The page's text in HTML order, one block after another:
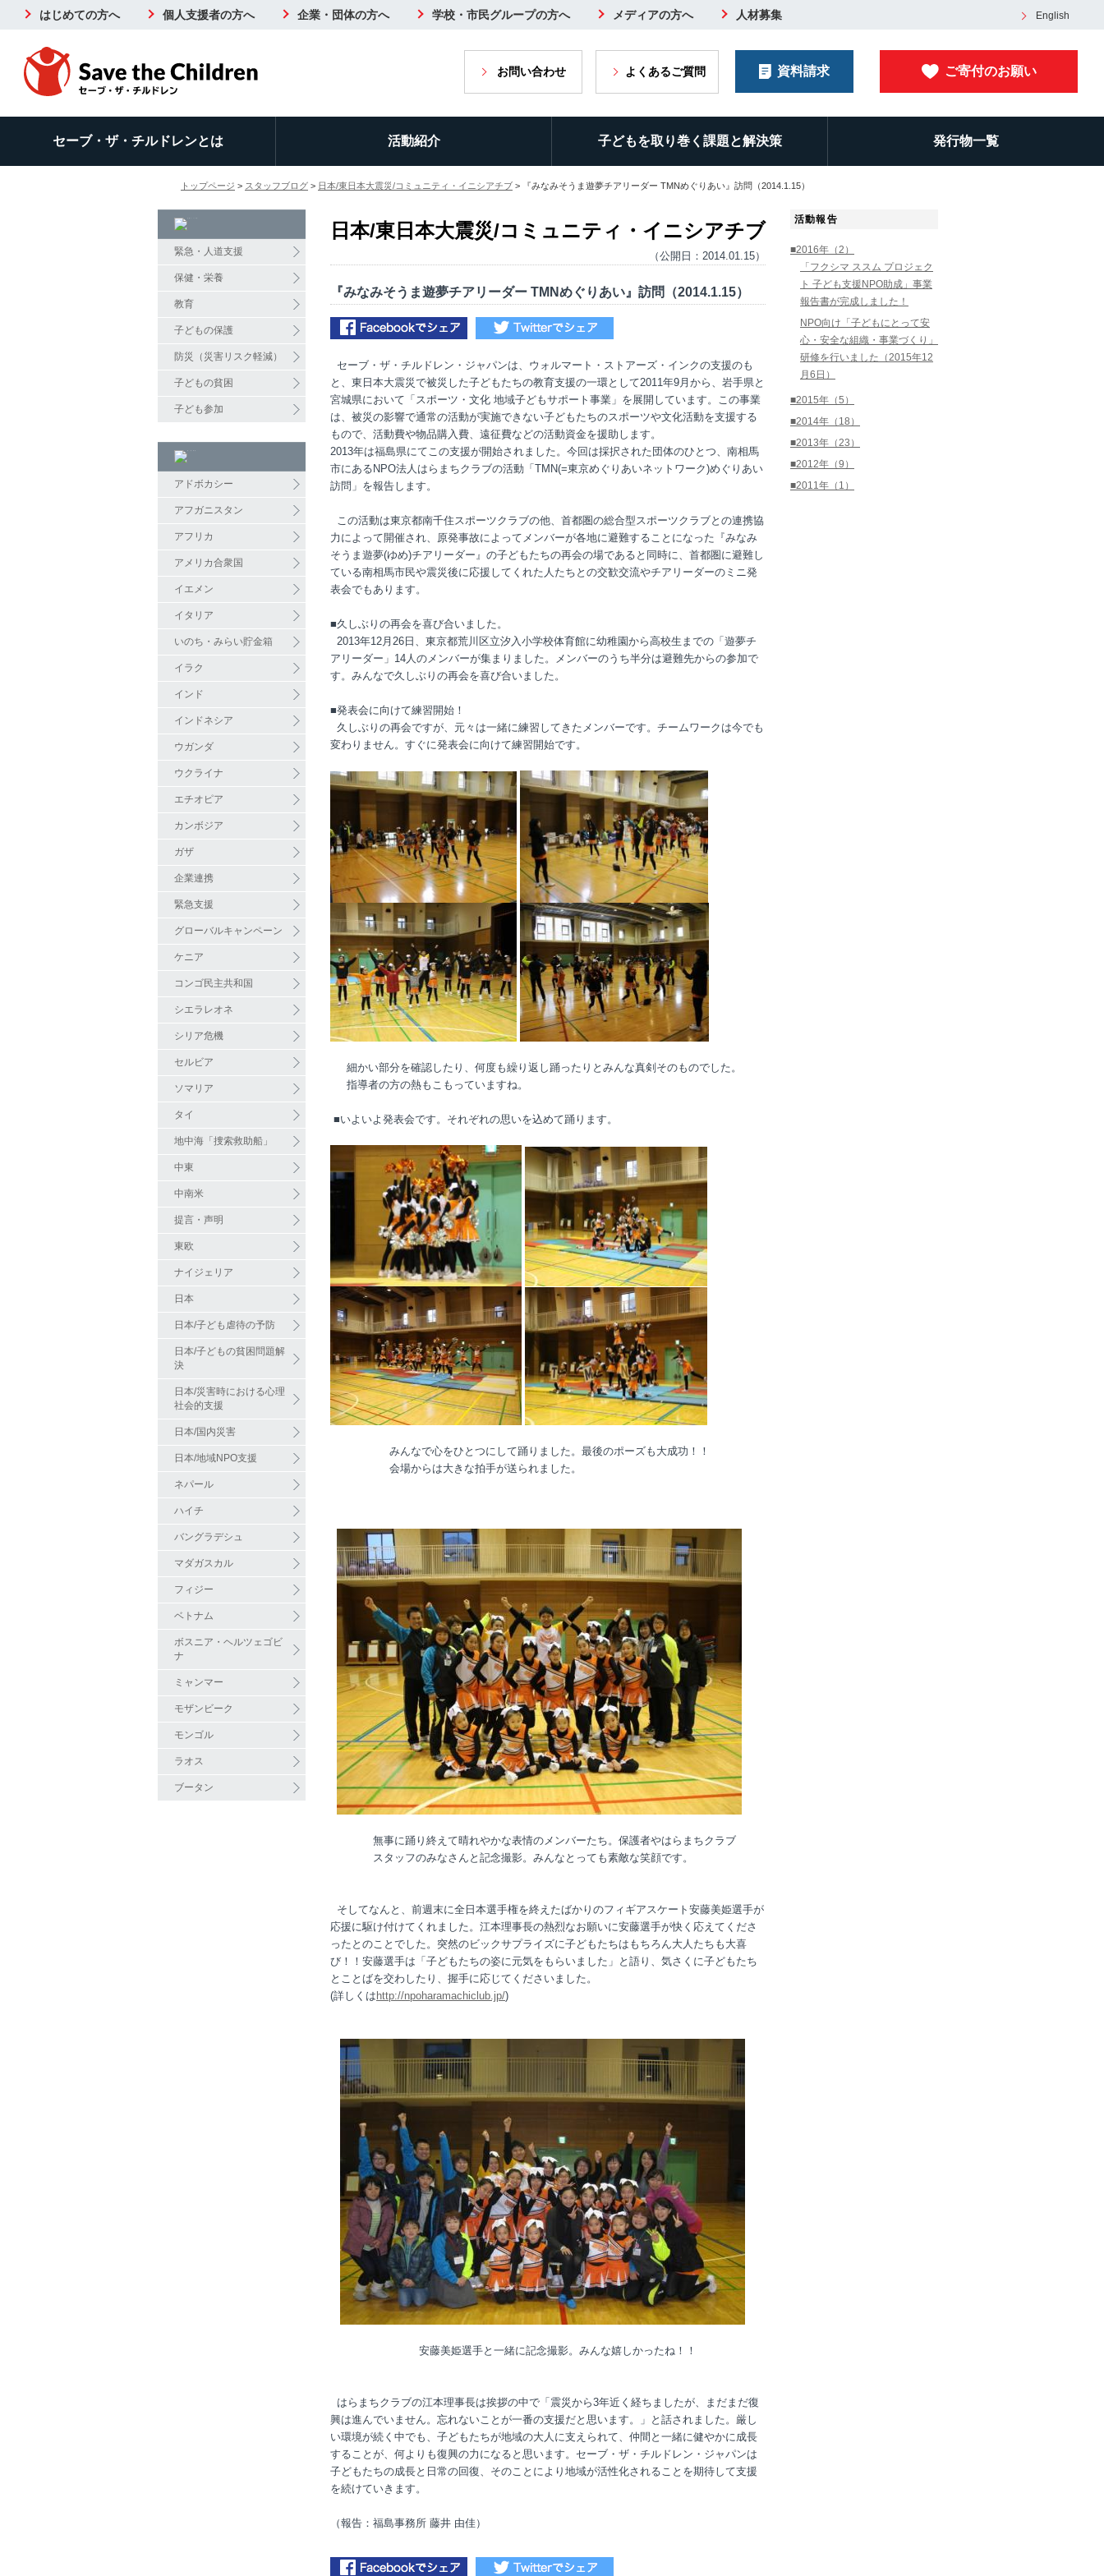
はじめての方へ 個人支援者の方へ 企業・団体の方へ 学校・市民グループの方へ メディアの方へ 人材募集 English
お問い合わせ よくあるご質問 資料請求 ご寄付のお願い
セーブ・ザ・チルドレンとは 活動紹介 子どもを取り巻く課題と解決策 発行物一覧
トップページ > スタッフブログ > 日本/東日本大震災/コミュニティ・イニシアチブ > 『みなみそうま遊夢チアリーダー TMNめぐりあい』訪問（2014.1.15）
緊急・人道支援
保健・栄養
教育
子どもの保護
防災（災害リスク軽減）
子どもの貧困
子ども参加
アドボカシー
アフガニスタン
アフリカ
アメリカ合衆国
イエメン
イタリア
いのち・みらい貯金箱
イラク
インド
インドネシア
ウガンダ
ウクライナ
エチオピア
カンボジア
ガザ
企業連携
緊急支援
グローバルキャンペーン
ケニア
コンゴ民主共和国
シエラレオネ
シリア危機
セルビア
ソマリア
タイ
地中海「捜索救助船」
中東
中南米
提言・声明
東欧
ナイジェリア
日本
日本/子ども虐待の予防
日本/子どもの貧困問題解
決
日本/災害時における心理
社会的支援
日本/国内災害
日本/地域NPO支援
ネパール
ハイチ
バングラデシュ
マダガスカル
フィジー
ベトナム
ボスニア・ヘルツェゴビ
ナ
ミャンマー
モザンビーク
モンゴル
ラオス
ブータン
日本/東日本大震災/コミュニティ・イニシアチブ
（公開日：2014.01.15）
『みなみそうま遊夢チアリーダー TMNめぐりあい』訪問（2014.1.15）
セーブ・ザ・チルドレン・ジャパンは、ウォルマート・ストアーズ・インクの支援のも
と、東日本大震災で被災した子どもたちの教育支援の一環として2011年9月から、岩手県と
宮城県において「スポーツ・文化 地域子どもサポート事業」を展開しています。この事業
は、被災の影響で通常の活動が実施できない子どもたちのスポーツや文化活動を支援する
もので、活動費や物品購入費、遠征費などの活動資金を援助します。
2013年は福島県にてこの支援が開始されました。今回は採択された団体のひとつ、南相馬
市にあるNPO法人はらまちクラブの活動「TMN(=東京めぐりあいネットワーク)めぐりあい
訪問」を報告します。
この活動は東京都南千住スポーツクラブの他、首都圏の総合型スポーツクラブとの連携協
力によって開催され、原発事故によってメンバーが各地に避難することになった『みなみ
そうま遊夢(ゆめ)チアリーダー』の子どもたちの再会の場であると同時に、首都圏に避難し
ている南相馬市民や震災後に応援してくれた人たちとの交歓交流やチアリーダーのミニ発
表会でもあります。
■久しぶりの再会を喜び合いました。
2013年12月26日、東京都荒川区立汐入小学校体育館に幼稚園から高校生までの「遊夢チ
アリーダー」14人のメンバーが集まりました。メンバーのうち半分は避難先からの参加で
す。みんなで久しぶりの再会を喜び合いました。
■発表会に向けて練習開始！
久しぶりの再会ですが、元々は一緒に練習してきたメンバーです。チームワークは今でも
変わりません。すぐに発表会に向けて練習開始です。
細かい部分を確認したり、何度も繰り返し踊ったりとみんな真剣そのものでした。
指導者の方の熱もこもっていますね。
■いよいよ発表会です。それぞれの思いを込めて踊ります。
みんなで心をひとつにして踊りました。最後のポーズも大成功！！
会場からは大きな拍手が送られました。
無事に踊り終えて晴れやかな表情のメンバーたち。保護者やはらまちクラブ
スタッフのみなさんと記念撮影。みんなとっても素敵な笑顔です。
そしてなんと、前週末に全日本選手権を終えたばかりのフィギアスケート安藤美姫選手が
応援に駆け付けてくれました。江本理事長の熱烈なお願いに安藤選手が快く応えてくださ
ったとのことでした。突然のビックサプライズに子どもたちはもちろん大人たちも大喜
び！！安藤選手は「子どもたちの姿に元気をもらいました」と語り、気さくに子どもたち
とことばを交わしたり、握手に応じてくださいました。
(詳しくは http://npoharamachiclub.jp/)
安藤美姫選手と一緒に記念撮影。みんな嬉しかったね！！
はらまちクラブの江本理事長は挨拶の中で「震災から3年近く経ちましたが、まだまだ復
興は進んでいません。忘れないことが一番の支援だと思います。」と話されました。厳し
い環境が続く中でも、子どもたちが地域の大人に支えられて、仲間と一緒に健やかに成長
することが、何よりも復興の力になると思います。セーブ・ザ・チルドレン・ジャパンは
子どもたちの成長と日常の回復、そのことにより地域が活性化されることを期待して支援
を続けていきます。
（報告：福島事務所 藤井 由佳）
活動報告
■2016年（2）
「フクシマ ススム プロジェク
ト 子ども支援NPO助成」事業
報告書が完成しました！
NPO向け「子どもにとって安
心・安全な組織・事業づくり」
研修を行いました（2015年12
月6日）
■2015年（5）
■2014年（18）
■2013年（23）
■2012年（9）
■2011年（1）